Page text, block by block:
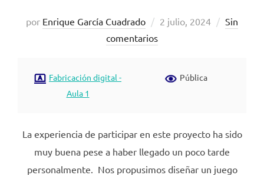
por Enrique García Cuadrado
Publicado
2 julio, 2024
Sin
comentarios
Fabricación digital -
Aula 1
Pública
La experiencia de participar en este proyecto ha sido
muy buena pese a haber llegado un poco tarde
personalmente. Nos propusimos diseñar un juego